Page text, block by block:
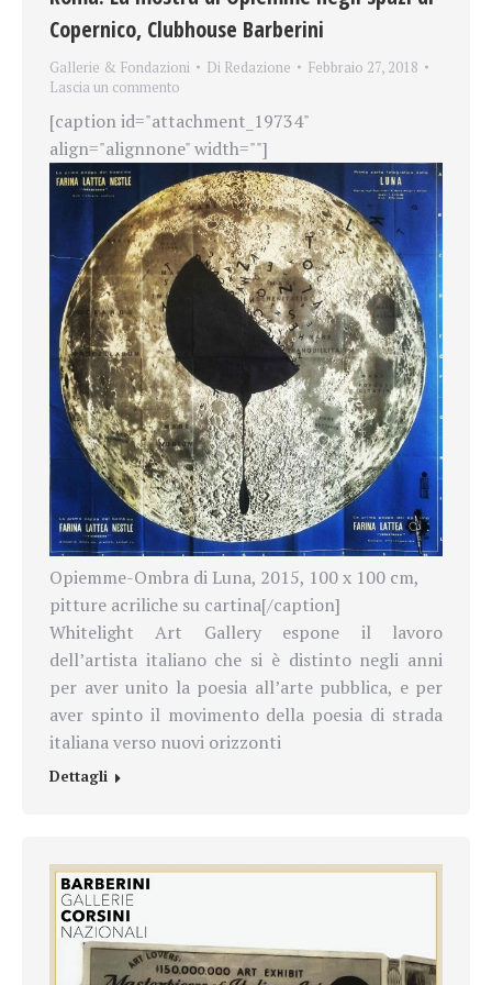
Copernico, Clubhouse Barberini
Gallerie & Fondazioni Di Redazione
Febbraio 27, 2018
Lascia un commento
[caption id="attachment_19734"
align="alignnone" width=""]
Opiemme-Ombra di Luna, 2015, 100 x 100 cm,
pitture acriliche su cartina[/caption]
Whitelight Art Gallery espone il lavoro
dell’artista italiano che si è distinto negli anni
per aver unito la poesia all’arte pubblica, e per
aver spinto il movimento della poesia di strada
italiana verso nuovi orizzonti
Dettagli